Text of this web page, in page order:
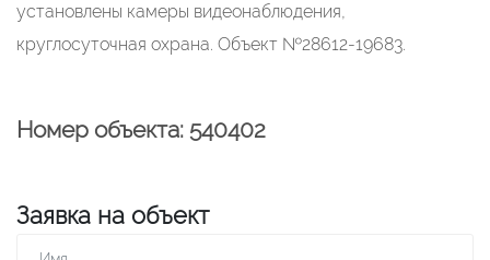
установлены камеры видеонаблюдения,
круглосуточная охрана. Объект №28612-19683.
Номер объекта: 540402
Заявка на объект